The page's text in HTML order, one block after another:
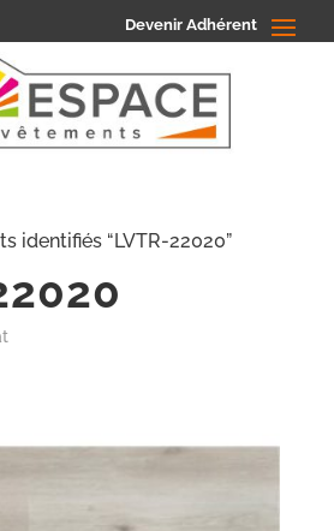
Devenir Adhérent
identifiés “LVTR-22020”